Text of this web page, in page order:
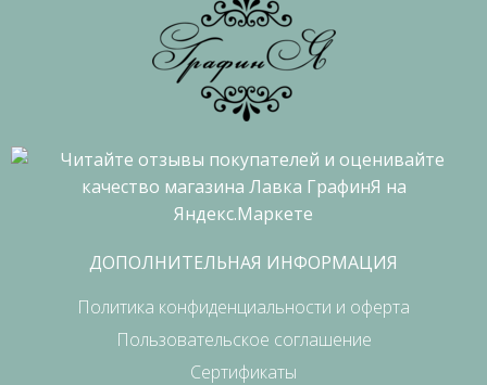
ДОПОЛНИТЕЛЬНАЯ ИНФОРМАЦИЯ
Политика конфиденциальности и оферта
Пользовательское соглашение
Сертификаты